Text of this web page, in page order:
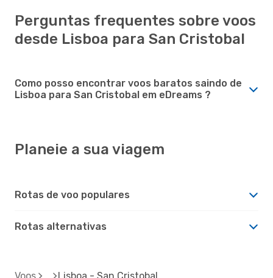
Perguntas frequentes sobre voos
desde Lisboa para San Cristobal
Como posso encontrar voos baratos saindo de
Lisboa para San Cristobal em eDreams ?
Planeie a sua viagem
Rotas de voo populares
Rotas alternativas